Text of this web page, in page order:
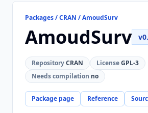
Packages / CRAN / AmoudSurv
AmoudSurv
RepositoryCRAN LicenseGPL-3
Needs compilation no
Package page Reference